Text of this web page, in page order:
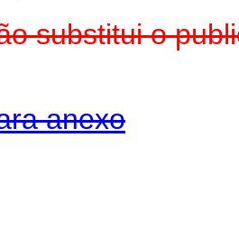
substitui o
anexo